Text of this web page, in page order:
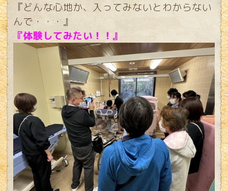
『どんな心地か、入ってみないとわからない
んで・・・』
『体験してみたい！！』